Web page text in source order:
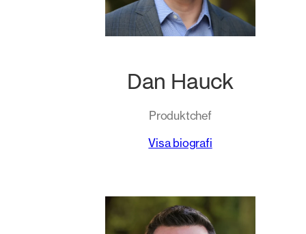
Dan Hauck
Produktchef
Visa biografi